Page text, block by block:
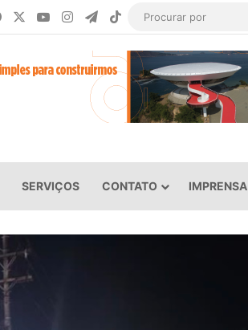
FacebookYouTubeInstagramTelegram
TikTok
SERVIÇOS CONTATO IMPRENSA